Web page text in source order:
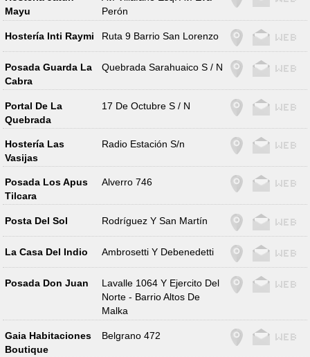
Mayu
Perón
Hostería Inti Raymi Ruta 9 Barrio San Lorenzo
Posada Guarda La
Cabra
Quebrada Sarahuaico S / N
Portal De La
Quebrada
17 De Octubre S / N
Hostería Las
Vasijas
Radio Estación S/n
Posada Los Apus
Tilcara
Alverro 746
Posta Del Sol Rodríguez Y San Martín
La Casa Del Indio Ambrosetti Y Debenedetti
Posada Don Juan
Lavalle 1064 Y Ejercito Del
Norte - Barrio Altos De
Malka
Gaia Habitaciones
Boutique
Belgrano 472